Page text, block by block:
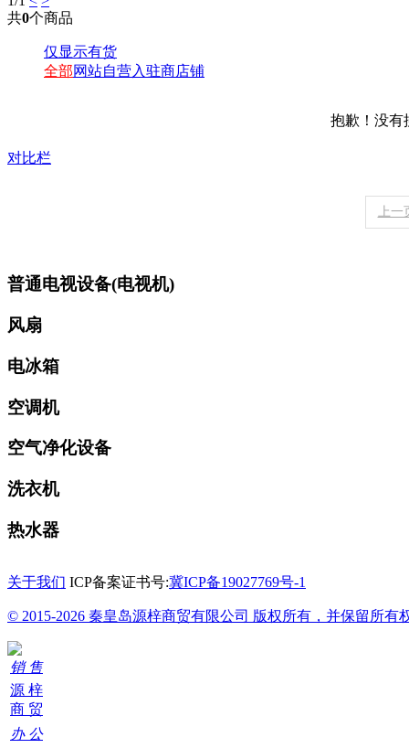
共0个商品
仅显示有货
全部网站自营入驻商店铺
抱歉！没
对比栏
上一
普通电视设备(电视机)
风扇
电冰箱
空调机
空气净化设备
洗衣机
热水器
关于我们 ICP备案证书号:冀ICP备19027769号-1
© 2015-2026 秦皇岛源梓商贸有限公司 版权所有，并保留所有
销 售
源 梓
商 贸
办 公